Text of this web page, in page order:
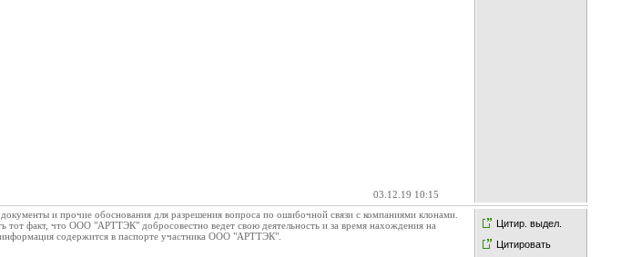
03.12.19 10:15
Цитир. выдел.
Цитировать
и прочие обоснования для разрешения вопроса по ошибочной связи с компаниями клонами.
факт, что ООО "АРТТЭК" добросовестно ведет свою деятельность и за время нахождения на
содержится в паспорте участника ООО "АРТТЭК".